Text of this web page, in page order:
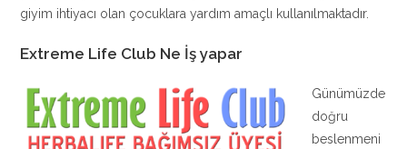
giyim ihtiyacı olan çocuklara yardım amaçlı kullanılmaktadır.
Extreme Life Club Ne İş yapar
Günümüzde
doğru
beslenmeni